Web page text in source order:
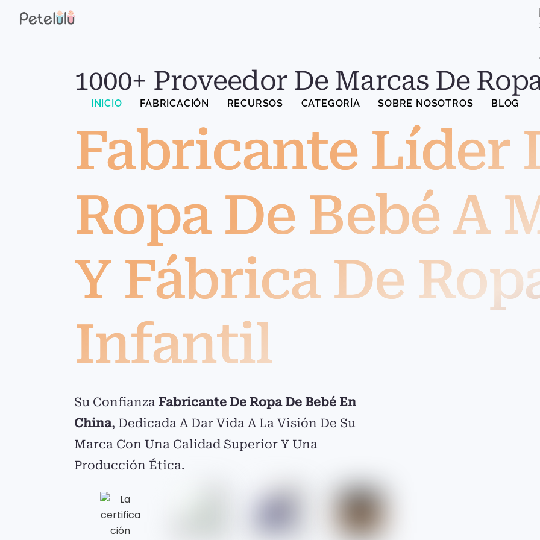
INICIO FABRICACIÓN RECURSOS CATEGORÍA SOBRE NOSOTROS BLOG
1000+ Proveedor De Marcas De
Fabricante Líder
Ropa De Bebé A
Y Fábrica De
Infantil
Su Confianza Fabricante De Ropa De Bebé En
China, Dedicada A Dar Vida A La Visión De Su
Marca Con Una Calidad Superior Y Una
Producción Ética.